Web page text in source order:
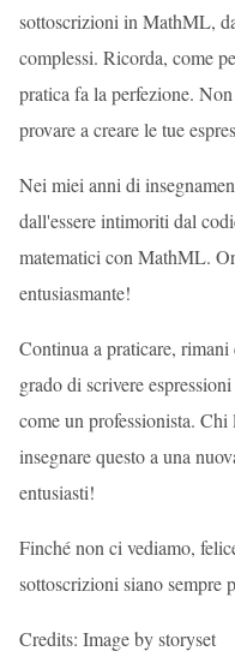
sottoscrizioni in MathML,
complessi. Ricorda, come
pratica fa la perfezione.
provare a creare le tue
Nei miei anni di
dall'essere intimoriti dal
matematici con MathML.
entusiasmante!
Continua a praticare,
grado di scrivere
come un professionista.
insegnare questo a una
entusiasti!
Finché non ci vediamo,
sottoscrizioni siano sempre
Credits: Image by storyset